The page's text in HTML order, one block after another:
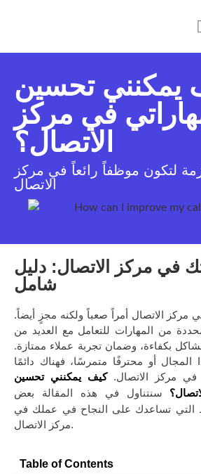
يمكنني تحسين
في مركز
الاتصال؟
لتكون موظفاً رائعاً في مركز
الاتصال
في مركز الاتصال: دليل
شامل
مركز الاتصال أمراً صعباً ولكنه مجزٍ أيضاً.
من المهارات للتعامل مع العديد من
بكفاءة، وضمان تجربة عملاء ممتازة.
أو محترفًا متمرسًا، فهناك دائمًا
في مركز الاتصال.
كيف يمكنني تحسين
سنتناول في هذه المقالة بعض
التي تساعدك على النجاح في عملك في
مركز الاتصال.
Table of Contents